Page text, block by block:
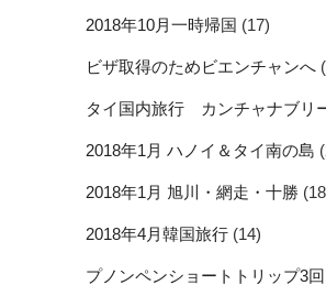
2018年10月一時帰国 (17)
ビザ取得のためビエンチャンへ
タイ国内旅行 カンチャナブリ
2018年1月 ハノイ＆タイ南の島
2018年1月 旭川・網走・十勝
2018年4月韓国旅行 (14)
プノンペンショートトリップ3回